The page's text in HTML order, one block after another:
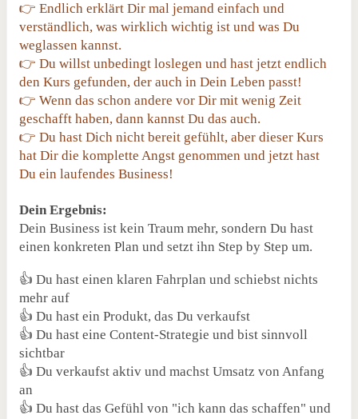
👉 Endlich erklärt Dir mal jemand einfach und
verständlich, was wirklich wichtig ist und was Du
weglassen kannst.
👉 Du willst unbedingt loslegen und hast jetzt endlich
den Kurs gefunden, der auch in Dein Leben passt!
👉 Wenn das schon andere vor Dir mit wenig Zeit
geschafft haben, dann kannst Du das auch.
👉 Du hast Dich nicht bereit gefühlt, aber dieser Kurs
hat Dir die komplette Angst genommen und jetzt hast
Du ein laufendes Business!
Dein Ergebnis:
Dein Business ist kein Traum mehr, sondern Du hast
einen konkreten Plan und setzt ihn Step by Step um.
👍 Du hast einen klaren Fahrplan und schiebst nichts
mehr auf
👍 Du hast ein Produkt, das Du verkaufst
👍 Du hast eine Content-Strategie und bist sinnvoll
sichtbar
👍 Du verkaufst aktiv und machst Umsatz von Anfang
an
👍 Du hast das Gefühl von "ich kann das schaffen" und